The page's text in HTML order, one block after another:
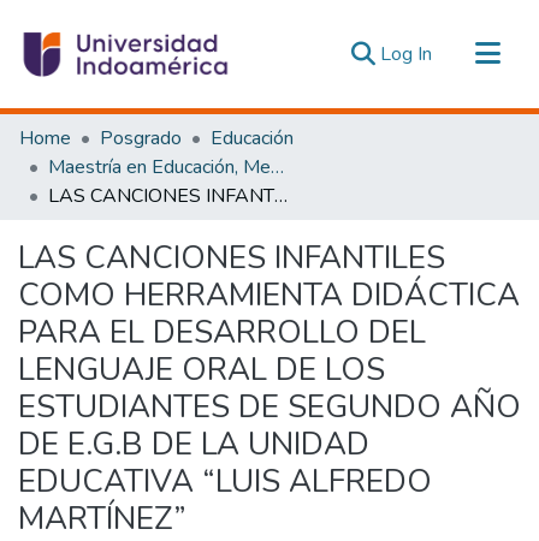
Log In (current)
Communities & Collections
All of DSpace
Statistics
Home Posgrado
Educación
Maestría en Educación, Mención Innovación y Liderazgo Educativo
LAS CANCIONES INFANTILES COMO HERRAMIENTA DIDÁCTICA PARA EL DESARROLLO DEL LENGUAJE ORAL DE LOS ESTUDIANTES DE SEGUNDO AÑO DE E.G.B DE LA UNIDAD EDUCATIVA “LUIS ALFREDO MARTÍNEZ”
LAS CANCIONES INFANTILES
COMO HERRAMIENTA DIDÁCTICA
PARA EL DESARROLLO DEL
LENGUAJE ORAL DE LOS
ESTUDIANTES DE SEGUNDO AÑO
DE E.G.B DE LA UNIDAD
EDUCATIVA “LUIS ALFREDO
MARTÍNEZ”